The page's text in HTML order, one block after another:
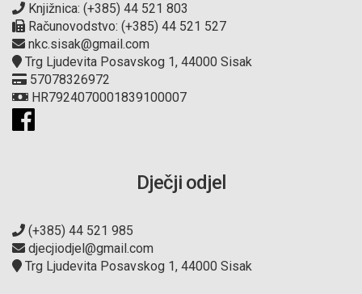
Knjižnica: (+385) 44 521 803
Računovodstvo: (+385) 44 521 527
nkc.sisak@gmail.com
Trg Ljudevita Posavskog 1, 44000 Sisak
57078326972
HR7924070001839100007
Dječji odjel
(+385) 44 521 985
djecjiodjel@gmail.com
Trg Ljudevita Posavskog 1, 44000 Sisak